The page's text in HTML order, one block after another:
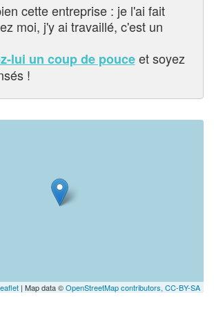
cette entreprise : je l'ai fait
moi, j'y ai travaillé, c'est un
lui un coup de pouceet soyez
!
| Map data ©OpenStreetMap contributors, CC-BY-SA